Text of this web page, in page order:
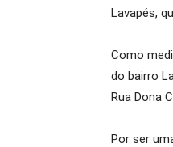
Lavapés,
Como
do bairro
Rua Dona
Por ser